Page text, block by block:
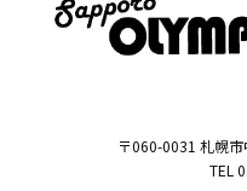
〒060-0031 札幌
TEL